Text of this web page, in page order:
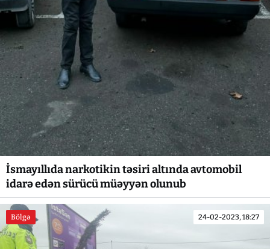
İsmayıllıda narkotikin təsiri altında avtomobil
idarə edən sürücü müəyyən olunub
Bölgə 24-02-2023, 18:27